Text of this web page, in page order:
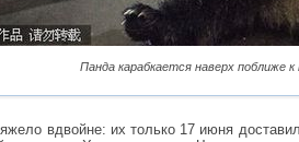
Панда карабкается наверх поближе к
вдвойне: их только 17 июня